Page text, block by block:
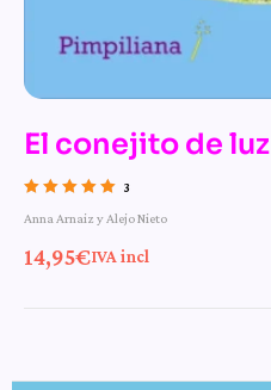
El conejito de luz
3
Anna Arnaiz y Alejo Nieto
14,95€IVA incl